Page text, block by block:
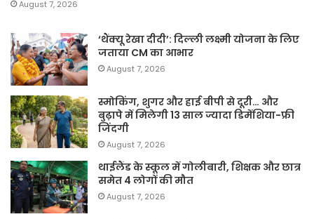
August 7, 2026
‘थैंक्यू रेखा दीदी’: दिल्ली लक्ष्मी योजना के लिए
जताया CM का आभार
August 7, 2026
स्मोकिंग, शुगर और हाई बीपी से दूरी… और
बुढ़ापे में मिलेगी 13 साल ज्यादा डिमेंशिया-फ्री
जिंदगी
August 7, 2026
थाईलैंड के स्कूल में गोलीबारी, शिक्षक और छात्र
समेत 4 लोगों की मौत
August 7, 2026